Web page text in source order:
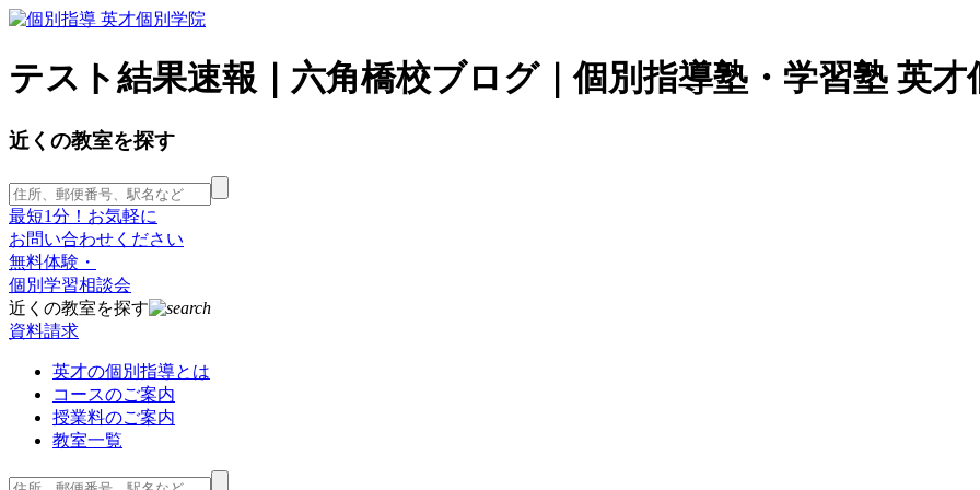
テスト結果速報｜六角橋校ブログ｜個別指導塾・学習塾 英才
近くの教室を探す
最短1分！お気軽に
お問い合わせください
無料体験・
個別学習相談会
近くの教室を探す
資料請求
英才の個別指導とは
コースのご案内
授業料のご案内
教室一覧